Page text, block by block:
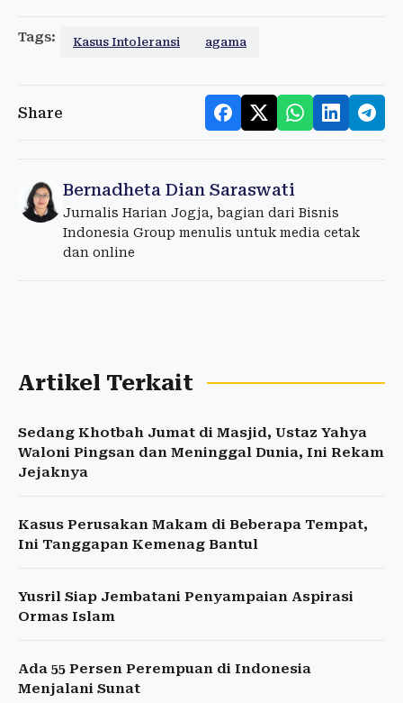
Tags: Kasus Intoleransi agama
Share
Bernadheta Dian Saraswati
Jurnalis Harian Jogja, bagian dari Bisnis
Indonesia Group menulis untuk media cetak
dan online
Artikel Terkait
Sedang Khotbah Jumat di Masjid, Ustaz Yahya
Waloni Pingsan dan Meninggal Dunia, Ini Rekam
Jejaknya
Kasus Perusakan Makam di Beberapa Tempat,
Ini Tanggapan Kemenag Bantul
Yusril Siap Jembatani Penyampaian Aspirasi
Ormas Islam
Ada 55 Persen Perempuan di Indonesia
Menjalani Sunat